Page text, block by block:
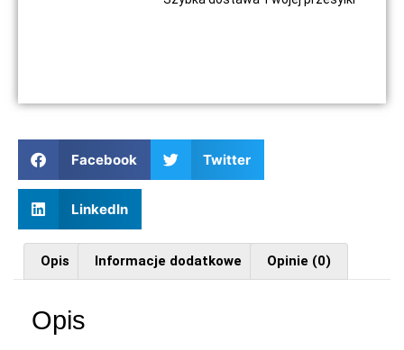
Facebook Twitter
LinkedIn
Opis Informacje dodatkowe Opinie (0)
Opis